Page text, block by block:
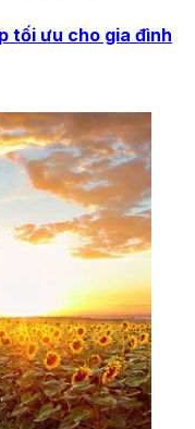
tối ưu cho gia đình